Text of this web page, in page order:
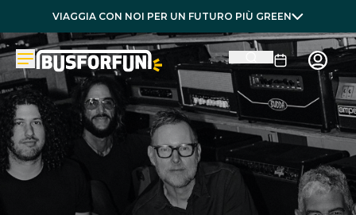
VIAGGIA CON NOI PER UN FUTURO PIÙ GREEN